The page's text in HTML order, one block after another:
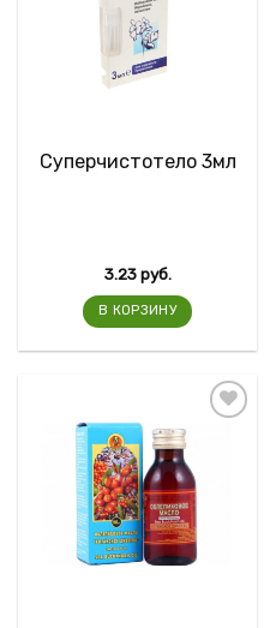
Суперчистотело 3мл
3.23руб.
В КОРЗИНУ